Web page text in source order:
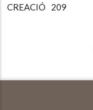
CREACIÓ 209